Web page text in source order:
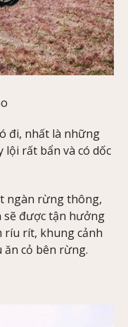
đi, nhất là những
rất bẩn và có dốc
ngàn rừng thông,
sẽ được tận hưởng
ríu rít, khung cảnh
ăn cỏ bên rừng.